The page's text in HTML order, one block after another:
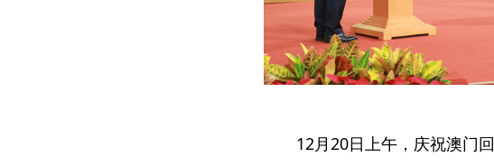
12月20日上午，庆祝澳门回